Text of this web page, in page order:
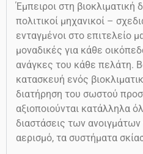
Έμπειροι στη βιοκλιματική
πολιτικοί μηχανικοί –
ενταγμένοι στο επιτελείο
μοναδικές για κάθε
ανάγκες του κάθε πελάτη.
κατασκευή ενός
διατήρηση του σωστού
αξιοποιούνται κατάλληλα
διαστάσεις των
αερισμό, τα συστήματα